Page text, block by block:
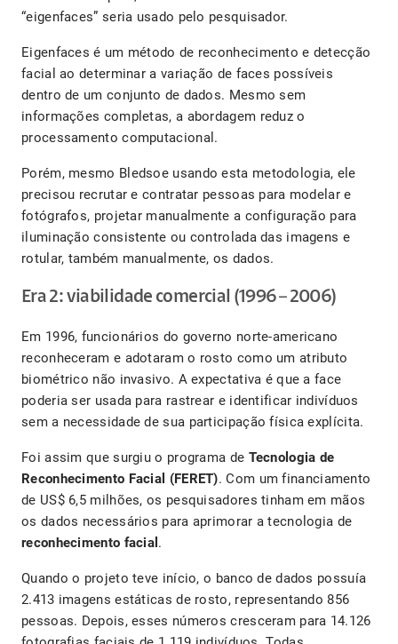
“eigenfaces” seria usado pelo pesquisador.
Eigenfaces é um método de reconhecimento e detecção
facial ao determinar a variação de faces possíveis
dentro de um conjunto de dados. Mesmo sem
informações completas, a abordagem reduz o
processamento computacional.
Porém, mesmo Bledsoe usando esta metodologia, ele
precisou recrutar e contratar pessoas para modelar e
fotógrafos, projetar manualmente a configuração para
iluminação consistente ou controlada das imagens e
rotular, também manualmente, os dados.
Era 2: viabilidade comercial (1996 – 2006)
Em 1996, funcionários do governo norte-americano
reconheceram e adotaram o rosto como um atributo
biométrico não invasivo. A expectativa é que a face
poderia ser usada para rastrear e identificar indivíduos
sem a necessidade de sua participação física explícita.
Foi assim que surgiu o programa de Tecnologia de
Reconhecimento Facial (FERET). Com um financiamento
de US$ 6,5 milhões, os pesquisadores tinham em mãos
os dados necessários para aprimorar a tecnologia de
reconhecimento facial .
Quando o projeto teve início, o banco de dados possuía
2.413 imagens estáticas de rosto, representando 856
pessoas. Depois, esses números cresceram para 14.126